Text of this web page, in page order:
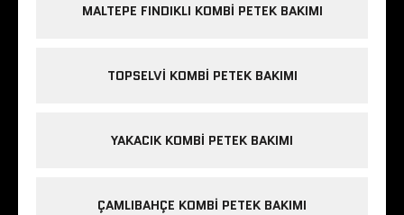
MALTEPE FINDIKLI KOMBI PETEK BAKIMI
TOPSELVI KOMBI PETEK BAKIMI
YAKACIK KOMBI PETEK BAKIMI
ÇAMLIBAHÇE KOMBI PETEK BAKIMI